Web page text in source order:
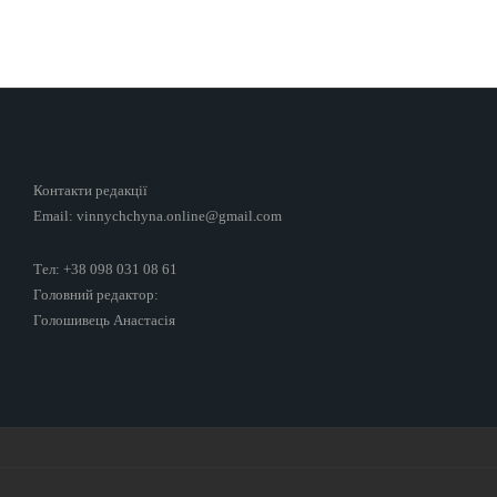
Контакти редакції
Email: vinnychchyna.online@gmail.com
Тел: +38 098 031 08 61
Головний редактор:
Голошивець Анастасія